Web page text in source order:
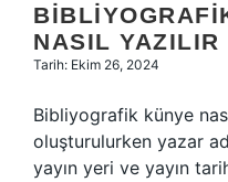
NASIL YAZILIR
Tarih: Ekim 26, 2024
Bibliyografik künye
oluşturulurken yazar
yayın yeri ve yayın